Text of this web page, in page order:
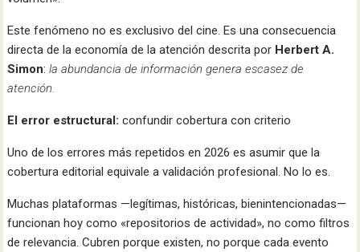
Este fenómeno no es exclusivo del cine. Es una consecuencia
directa de la economía de la atención descrita por Herbert A.
Simon:la abundancia de información genera escasez de
atención.
El error estructural: confundir cobertura con criterio
Uno de los errores más repetidos en 2026 es asumir que la
cobertura editorial equivale a validación profesional. No lo es.
Muchas plataformas —legítimas, históricas, bienintencionadas—
funcionan hoy como «repositorios de actividad», no como filtros
de relevancia. Cubren porque existen, no porque cada evento